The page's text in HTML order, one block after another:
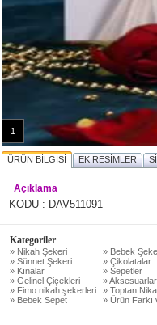
1
ÜRÜN BİLGİSİ EK RESİMLER
Açıklama
KODU : DAV511091
Kategoriler
» Nikah Şekeri » Bebek
» Sünnet Şekeri
» Çikolatalar
» Kınalar
» Sepetler
» Gelinel Çiçekleri
» Aksesuarlar
» Fimo nikah şekerleri
» Toptan
» Bebek Sepet
» Ürün Farkı